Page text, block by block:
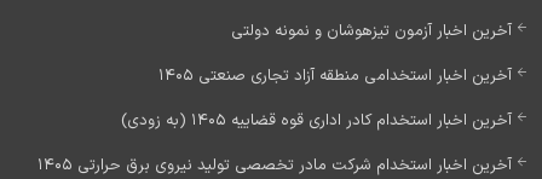
آخرین اخبار آزمون تیزهوشان و نمونه دولتی
آخرین اخبار استخدامی منطقه آزاد تجاری صنعتی 1405
آخرین اخبار استخدام کادر اداری قوه قضاییه 1405 (به زودی)
آخرین اخبار استخدام شرکت مادر تخصصی تولید نیروی برق حرارتی 1405